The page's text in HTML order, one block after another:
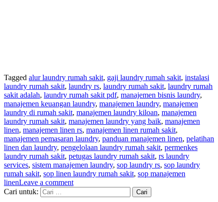
Tagged alur laundry rumah sakit, gaji laundry rumah sakit, instalasi
laundry rumah sakit, laundry rs, laundry rumah sakit, laundry rumah
sakit adalah, laundry rumah sakit pdf, manajemen bisnis laundry,
manajemen keuangan laundry, manajemen laundry, manajemen
laundry di rumah sakit, manajemen laundry kiloan, manajemen
laundry rumah sakit, manajemen laundry yang baik, manajemen
linen, manajemen linen rs, manajemen linen rumah sakit,
manajemen pemasaran laundry, panduan manajemen linen, pelatihan
linen dan laundry, pengelolaan laundry rumah sakit, permenkes
laundry rumah sakit, petugas laundry rumah sakit, rs laundry
services, sistem manajemen laundry, sop laundry rs, sop laundry
rumah sakit, sop linen laundry rumah sakit, sop manajemen
linenLeave a comment
Cari untuk: